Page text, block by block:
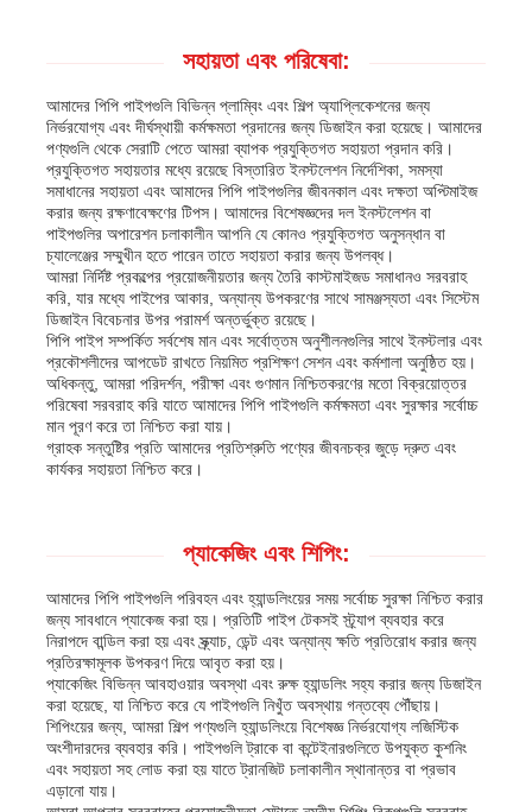
সহায়তা এবং পরিষেবা:
আমাদের পিপি পাইপগুলি বিভিন্ন প্লাম্বিং এবং শিল্প অ্যাপ্লিকেশনের জন্য
নির্ভরযোগ্য এবং দীর্ঘস্থায়ী কর্মক্ষমতা প্রদানের জন্য ডিজাইন করা হয়েছে। আমাদের
পণ্যগুলি থেকে সেরাটি পেতে আমরা ব্যাপক প্রযুক্তিগত সহায়তা প্রদান করি।
প্রযুক্তিগত সহায়তার মধ্যে রয়েছে বিস্তারিত ইনস্টলেশন নির্দেশিকা, সমস্যা
সমাধানের সহায়তা এবং আমাদের পিপি পাইপগুলির জীবনকাল এবং দক্ষতা অপ্টিমাইজ
করার জন্য রক্ষণাবেক্ষণের টিপস। আমাদের বিশেষজ্ঞদের দল ইনস্টলেশন বা
পাইপগুলির অপারেশন চলাকালীন আপনি যে কোনও প্রযুক্তিগত অনুসন্ধান বা
চ্যালেঞ্জের সম্মুখীন হতে পারেন তাতে সহায়তা করার জন্য উপলব্ধ।
আমরা নির্দিষ্ট প্রকল্পের প্রয়োজনীয়তার জন্য তৈরি কাস্টমাইজড সমাধানও সরবরাহ
করি, যার মধ্যে পাইপের আকার, অন্যান্য উপকরণের সাথে সামঞ্জস্যতা এবং সিস্টেম
ডিজাইন বিবেচনার উপর পরামর্শ অন্তর্ভুক্ত রয়েছে।
পিপি পাইপ সম্পর্কিত সর্বশেষ মান এবং সর্বোত্তম অনুশীলনগুলির সাথে ইনস্টলার এবং
প্রকৌশলীদের আপডেট রাখতে নিয়মিত প্রশিক্ষণ সেশন এবং কর্মশালা অনুষ্ঠিত হয়।
অধিকন্তু, আমরা পরিদর্শন, পরীক্ষা এবং গুণমান নিশ্চিতকরণের মতো বিক্রয়োত্তর
পরিষেবা সরবরাহ করি যাতে আমাদের পিপি পাইপগুলি কর্মক্ষমতা এবং সুরক্ষার সর্বোচ্চ
মান পূরণ করে তা নিশ্চিত করা যায়।
গ্রাহক সন্তুষ্টির প্রতি আমাদের প্রতিশ্রুতি পণ্যের জীবনচক্র জুড়ে দ্রুত এবং
কার্যকর সহায়তা নিশ্চিত করে।
প্যাকেজিং এবং শিপিং:
আমাদের পিপি পাইপগুলি পরিবহন এবং হ্যান্ডলিংয়ের সময় সর্বোচ্চ সুরক্ষা নিশ্চিত করার
জন্য সাবধানে প্যাকেজ করা হয়। প্রতিটি পাইপ টেকসই স্ট্র্যাপ ব্যবহার করে
নিরাপদে বান্ডিল করা হয় এবং স্ক্র্যাচ, ডেন্ট এবং অন্যান্য ক্ষতি প্রতিরোধ করার জন্য
প্রতিরক্ষামূলক উপকরণ দিয়ে আবৃত করা হয়।
প্যাকেজিং বিভিন্ন আবহাওয়ার অবস্থা এবং রুক্ষ হ্যান্ডলিং সহ্য করার জন্য ডিজাইন
করা হয়েছে, যা নিশ্চিত করে যে পাইপগুলি নিখুঁত অবস্থায় গন্তব্যে পৌঁছায়।
শিপিংয়ের জন্য, আমরা শিল্প পণ্যগুলি হ্যান্ডলিংয়ে বিশেষজ্ঞ নির্ভরযোগ্য লজিস্টিক
অংশীদারদের ব্যবহার করি। পাইপগুলি ট্রাকে বা কন্টেইনারগুলিতে উপযুক্ত কুশনিং
এবং সহায়তা সহ লোড করা হয় যাতে ট্রানজিট চলাকালীন স্থানান্তর বা প্রভাব
এড়ানো যায়।